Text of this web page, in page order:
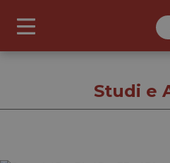
Studi e